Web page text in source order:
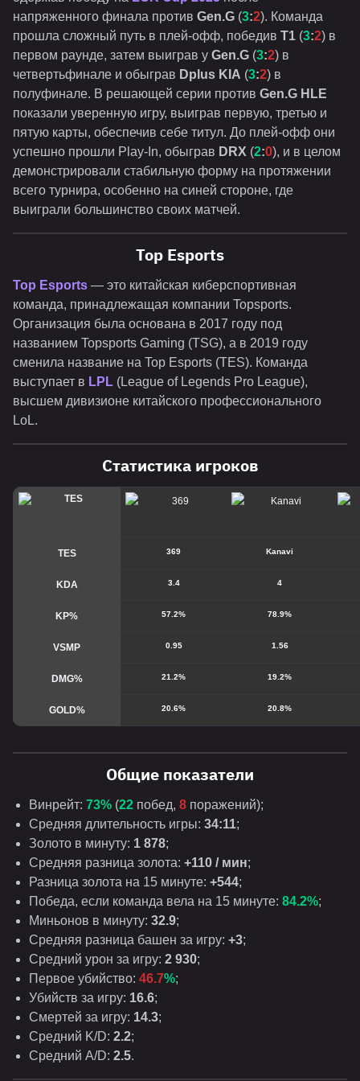
напряженного финала против Gen.G (3:2). Команда
прошла сложный путь в плей-офф, победив T1 (3:2) в
первом раунде, затем выиграв у Gen.G (3:2) в
четвертьфинале и обыграв Dplus KIA (3:2) в
полуфинале. В решающей серии против Gen.G HLE
показали уверенную игру, выиграв первую, третью и
пятую карты, обеспечив себе титул. До плей-офф они
успешно прошли Play-In, обыграв DRX (2:0), и в целом
демонстрировали стабильную форму на протяжении
всего турнира, особенно на синей стороне, где
выиграли большинство своих матчей.
Top Esports
Top Esports — это китайская киберспортивная
команда, принадлежащая компании Topsports.
Организация была основана в 2017 году под
названием Topsports Gaming (TSG), а в 2019 году
сменила название на Top Esports (TES). Команда
выступает в LPL (League of Legends Pro League),
высшем дивизионе китайского профессионального
LoL.
Статистика игроков
TES 369 Kanavi
KDA 3.4 4
KP% 57.2% 78.9%
VSMP 0.95 1.56
DMG% 21.2% 19.2%
GOLD% 20.6% 20.8%
Общие показатели
Винрейт: 73% (22 побед, 8 поражений);
Средняя длительность игры: 34:11;
Золото в минуту: 1 878;
Средняя разница золота: +110 / мин;
Разница золота на 15 минуте: +544;
Победа, если команда вела на 15 минуте: 84.2%;
Миньонов в минуту: 32.9;
Средняя разница башен за игру: +3;
Средний урон за игру: 2 930;
Первое убийство: 46.7%;
Убийств за игру: 16.6;
Смертей за игру: 14.3;
Средний K/D: 2.2;
Средний A/D: 2.5.